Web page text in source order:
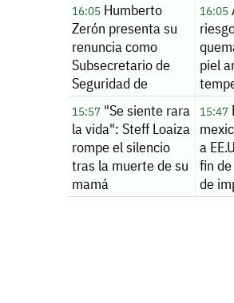
16:05 Humberto
Zerón presenta su
renuncia como
Subsecretario de
Seguridad de
Sinaloa
16:05
piel
15:57 "Se siente rara
la vida": Steff Loaiza
rompe el silencio
tras la muerte de su
mamá
15:47
a
fin
de